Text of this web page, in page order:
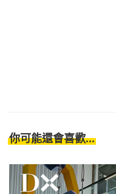
你可能還會喜歡...